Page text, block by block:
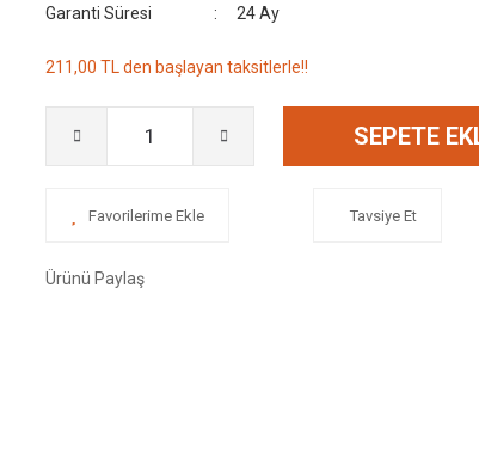
Garanti Süresi
24 Ay
211,00 TL den başlayan taksitlerle!!
SEPETE
Tavsiye Et
Ürünü Paylaş